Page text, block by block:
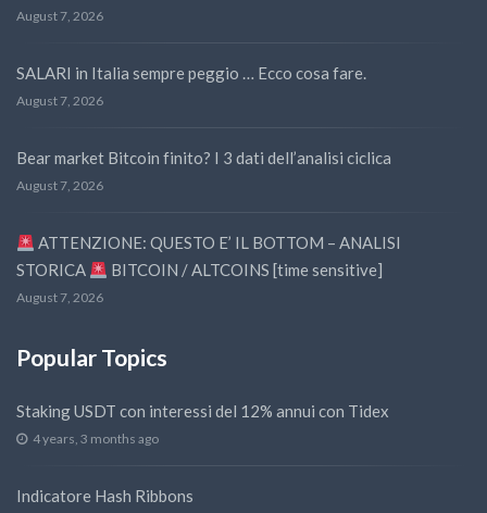
August 7, 2026
SALARI in Italia sempre peggio … Ecco cosa fare.
August 7, 2026
Bear market Bitcoin finito? I 3 dati dell’analisi ciclica
August 7, 2026
ATTENZIONE: QUESTO E’ IL BOTTOM – ANALISI
STORICA
BITCOIN / ALTCOINS [time sensitive]
August 7, 2026
Popular Topics
Staking USDT con interessi del 12% annui con Tidex
4 years, 3 months ago
Indicatore Hash Ribbons